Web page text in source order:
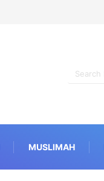
MUSLIMAH